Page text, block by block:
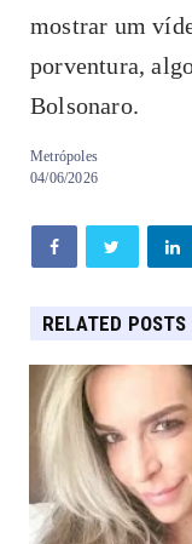
mostrar um
porventura,
Bolsonaro.
Metrópoles
04/06/2026
RELATED POSTS